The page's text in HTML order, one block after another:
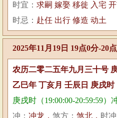
时宜： 求嗣 嫁娶 移徙 入宅
时忌： 赴任 出行 修造 动土
2025年11月19日 19点0分-20
农历二零二五年九月三十号
乙巳年 丁亥月 壬辰日 庚戌时
庚戌时（19:00:00-20:59:59）
冲： 冲龙， 煞方： 煞北， 时冲